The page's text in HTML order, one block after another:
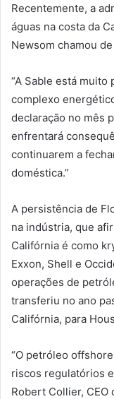
Recentemente, a
águas na costa da
Newsom chamou
“A Sable está muito
complexo
declaração no mês
enfrentará
continuarem a
doméstica.”
A persistência de
na indústria, que
Califórnia é como
Exxon, Shell e
operações de
transferiu no ano
Califórnia, para
“O petróleo
riscos regulatórios
Robert Collier, CEO